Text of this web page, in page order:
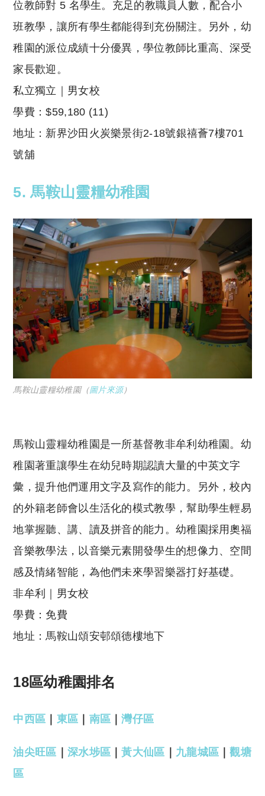
位教師對 5 名學生。充足的教職員人數，配合小
班教學，讓所有學生都能得到充份關注。另外，幼
稚園的派位成績十分優異，學位教師比重高、深受
家長歡迎。
私立獨立｜男女校
學費：$59,180 (11)
地址：新界沙田火炭樂景街2-18號銀禧薈7樓701
號舖
5. 馬鞍山靈糧幼稚園
馬鞍山靈糧幼稚園（圖片來源）
馬鞍山靈糧幼稚園是一所基督教非牟利幼稚園。幼
稚園著重讓學生在幼兒時期認讀大量的中英文字
彙，提升他們運用文字及寫作的能力。另外，校內
的外籍老師會以生活化的模式教學，幫助學生輕易
地掌握聽、講、讀及拼音的能力。幼稚園採用奧福
音樂教學法，以音樂元素開發學生的想像力、空間
感及情緒智能，為他們未來學習樂器打好基礎。
非牟利｜男女校
學費：免費
地址：馬鞍山頌安邨頌德樓地下
18區幼稚園排名
中西區 東區 南區 ｜灣仔區
油尖旺區 深水埗區 ｜黃大仙區 九龍城區 ｜觀塘
區